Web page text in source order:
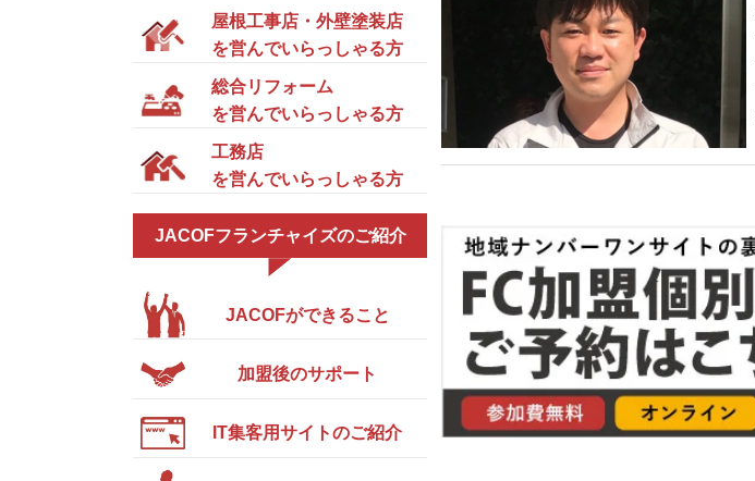
屋根工事店・外壁塗装店
を営んでいらっしゃる方
総合リフォーム
を営んでいらっしゃる方
工務店
を営んでいらっしゃる方
JACOFフランチャイズのご紹介
JACOFができること
加盟後のサポート
IT集客用サイトのご紹介